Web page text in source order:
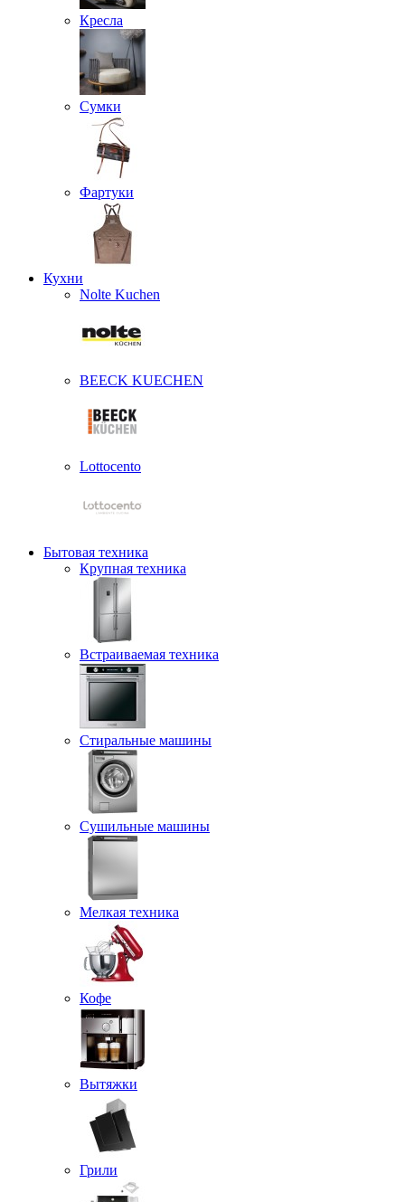
Кресла
Сумки
Фартуки
Кухни
Nolte Kuchen
BEECK KUECHEN
Lottocento
Бытовая техника
Крупная техника
Встраиваемая техника
Стиральные машины
Сушильные машины
Мелкая техника
Кофе
Вытяжки
Грили